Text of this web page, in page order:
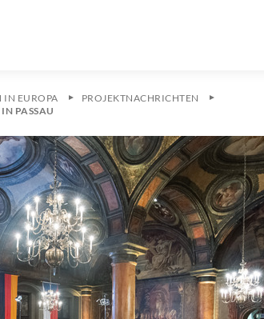
IN EUROPA
PROJEKTNACHRICHTEN
PASSAU